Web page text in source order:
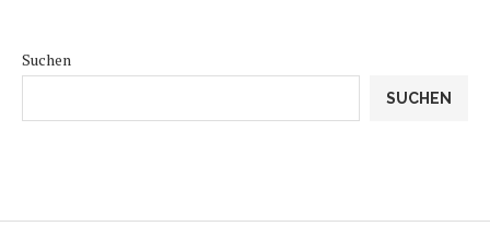
Suchen
SUCHEN